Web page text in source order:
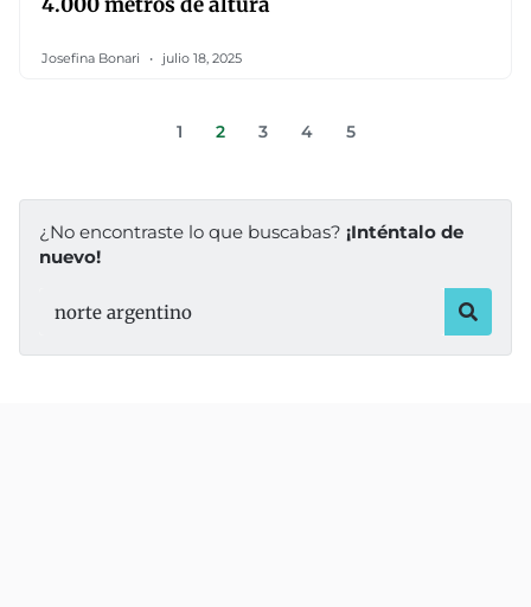
Josefina Bonari julio 18, 2025
1 2 3 4 5
¿No encontraste lo que buscabas? ¡Inténtalo de
nuevo!